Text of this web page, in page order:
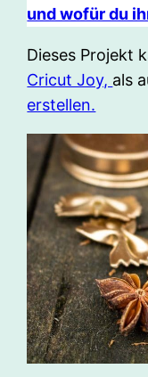
und wofür du
Dieses Projekt
Cricut Joy, als
erstellen.